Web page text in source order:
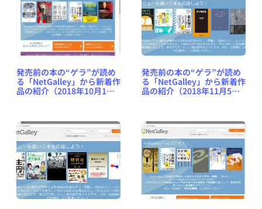
発売前の本の“ゲラ”が読め
る「NetGalley」から新着作
品の紹介（2018年10月1日
発売前の本の“ゲラ”が読め
る「NetGalley」から新着作
品の紹介（2018年11月5日